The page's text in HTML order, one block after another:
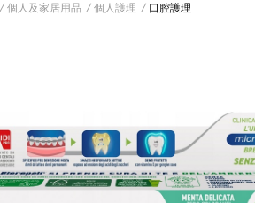
個人及家居用品 個人護理 口腔護理